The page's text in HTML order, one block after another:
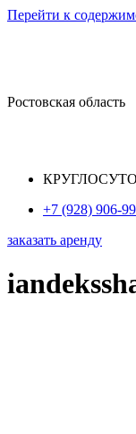
Перейти к
Ростовская область
+7 (928) 906-
заказать аренду